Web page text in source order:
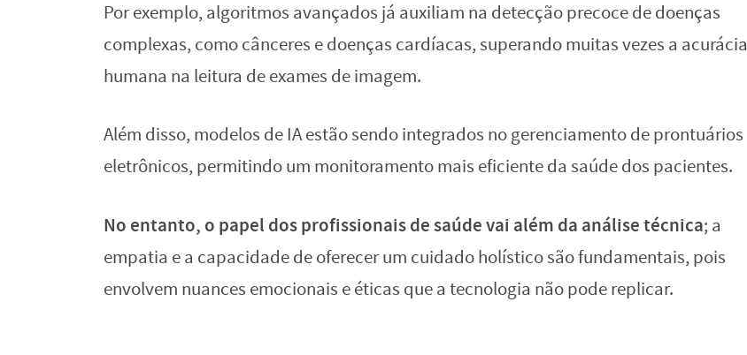
Por exemplo, algoritmos avançados já auxiliam na detecção precoce de doenças
complexas, como cânceres e doenças cardíacas, superando muitas vezes a acurácia
humana na leitura de exames de imagem.
Além disso, modelos de IA estão sendo integrados no gerenciamento de prontuários
eletrônicos, permitindo um monitoramento mais eficiente da saúde dos pacientes.
No entanto, o papel dos profissionais de saúde vai além da análise técnica; a
empatia e a capacidade de oferecer um cuidado holístico são fundamentais, pois
envolvem nuances emocionais e éticas que a tecnologia não pode replicar.